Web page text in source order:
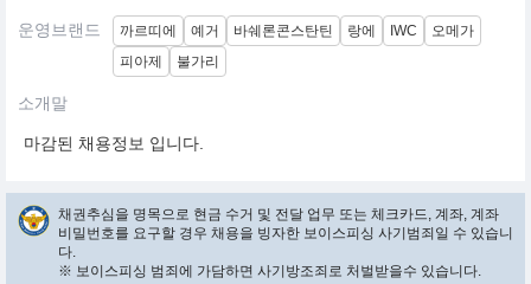
운영브랜드 까르띠에 예거 바쉐론콘스탄틴 랑에 IWC
오메가
피아제
불가리
소개말
마감된 채용정보 입니다.
채권추심을 명목으로 현금 수거 및 전달 업무 또는 체크카드, 계좌, 계좌
비밀번호를 요구할 경우 채용을 빙자한 보이스피싱 사기범죄일 수 있습니
다.
※ 보이스피싱 범죄에 가담하면 사기방조죄로 처벌받을수 있습니다.